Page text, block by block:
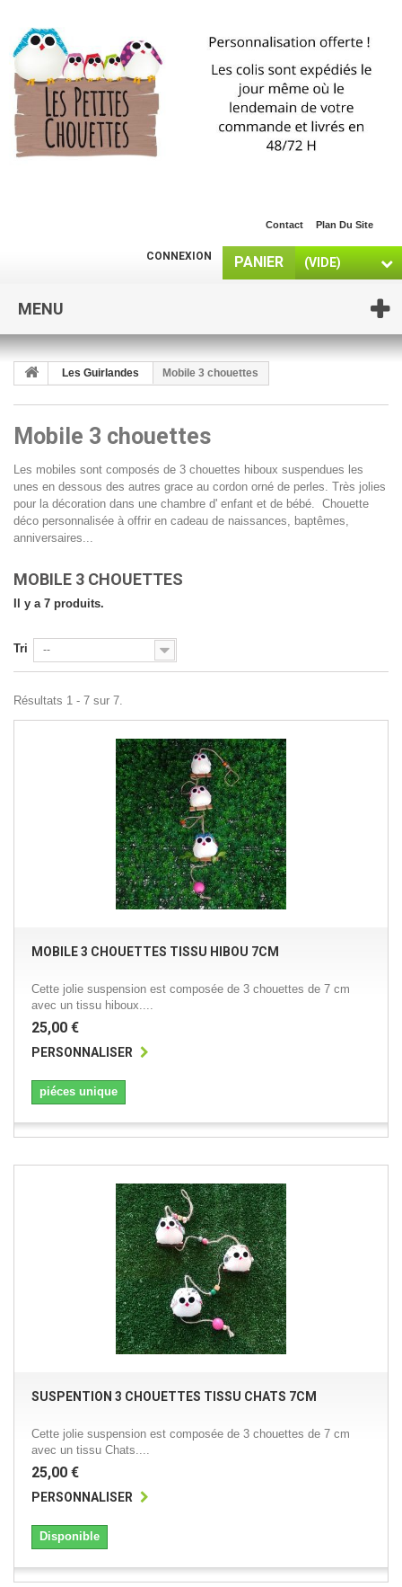
Contact Plan Du Site
PANIER (VIDE)
CONNEXION
MENU
Les Guirlandes Mobile 3 chouettes
Mobile 3 chouettes
Les mobiles sont composés de 3 chouettes hiboux suspendues les
unes en dessous des autres grace au cordon orné de perles. Très jolies
pour la décoration dans une chambre d' enfant et de bébé. Chouette
déco personnalisée à offrir en cadeau de naissances, baptêmes,
anniversaires...
MOBILE 3 CHOUETTES
Il y a 7 produits.
Tri --
Résultats 1 - 7 sur 7.
MOBILE 3 CHOUETTES TISSU HIBOU 7CM
Cette jolie suspension est composée de 3 chouettes de 7 cm
avec un tissu hiboux....
25,00 €
PERSONNALISER
piéces unique
SUSPENTION 3 CHOUETTES TISSU CHATS 7CM
Cette jolie suspension est composée de 3 chouettes de 7 cm
avec un tissu Chats....
25,00 €
PERSONNALISER
Disponible